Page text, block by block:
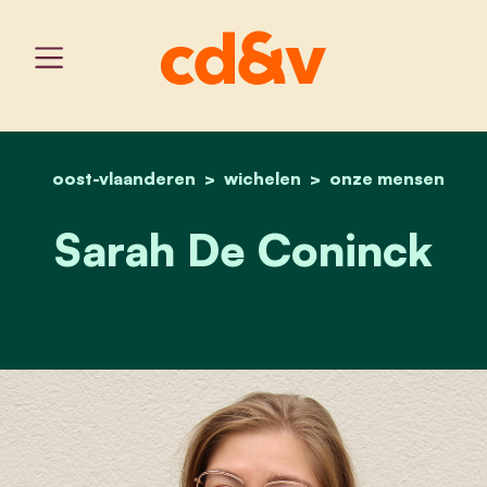
home
oost-vlaanderen wichelen onze mensen
sarah de coninck
Sarah De Coninck